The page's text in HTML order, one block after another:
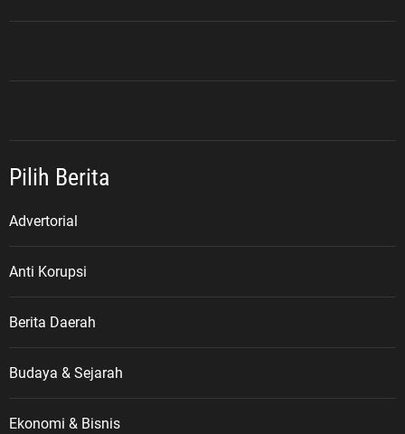
Pilih Berita
Advertorial
Anti Korupsi
Berita Daerah
Budaya & Sejarah
Ekonomi & Bisnis